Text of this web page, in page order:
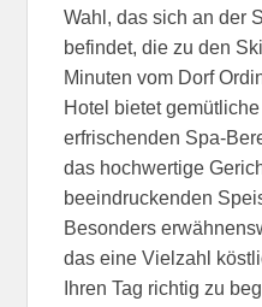
Wahl, das sich an der
befindet, die zu den
Minuten vom Dorf
Hotel bietet
erfrischenden Spa-
das hochwertige
beeindruckenden
Besonders
das eine Vielzahl
Ihren Tag richtig zu